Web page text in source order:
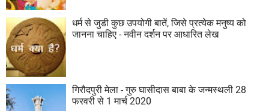
धर्म से जुडी कुछ उपयोगी बातें, जिसे प्रत्येक मनुष्य को
जानना चाहिए - नवीन दर्शन पर आधारित लेख
गिरौदपुरी मेला - गुरु घासीदास बाबा के जन्मस्थली 28
फरवरी से 1 मार्च 2020